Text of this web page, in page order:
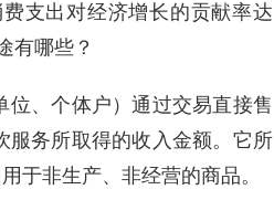
支出对经济增长的贡献率达
有哪些？
位、个体户）通过交易直接售
服务所取得的收入金额。它所
于非生产、非经营的商品。